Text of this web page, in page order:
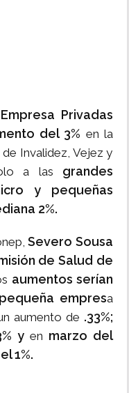
Empresa Privadas
del 3% en la
Invalidez, Vejez y
a las grandes
y pequeñas
2%.
Severo Sousa
de Salud de
aumentos serían
empresa
aumento de .33%;
y en marzo del
1%.